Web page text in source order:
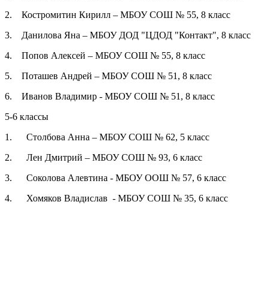
2. Костромитин Кирилл – МБОУ СОШ № 55, 8 класс
3. Данилова Яна – МБОУ ДОД "ЦДОД "Контакт", 8 класс
4. Попов Алексей – МБОУ СОШ № 55, 8 класс
5. Поташев Андрей – МБОУ СОШ № 51, 8 класс
6. Иванов Владимир - МБОУ СОШ № 51, 8 класс
5-6 классы
1. Столбова Анна – МБОУ СОШ № 62, 5 класс
2. Лен Дмитрий – МБОУ СОШ № 93, 6 класс
3. Соколова Алевтина - МБОУ ООШ № 57, 6 класс
4. Хомяков Владислав - МБОУ СОШ № 35, 6 класс